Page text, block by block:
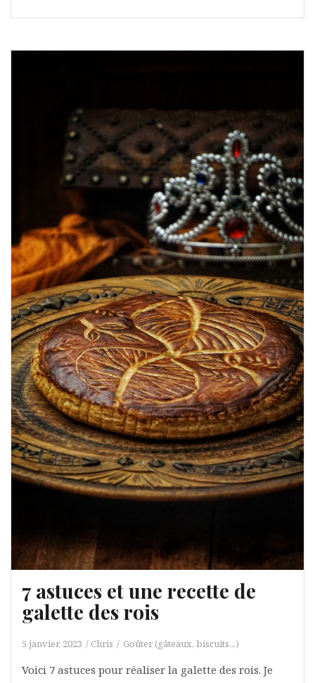
7 astuces et une recette de
galette des rois
5 janvier, 2023 Chris Goûter (gâteaux, biscuits...)
Voici 7 astuces pour réaliser la galette des rois. Je